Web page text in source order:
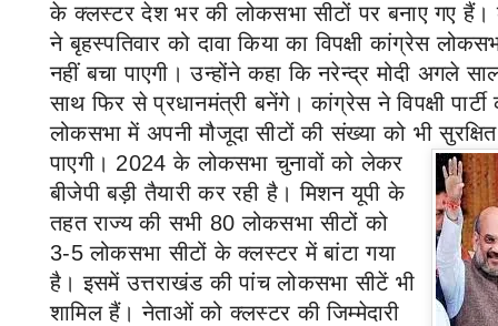
के क्लस्टर देश भर की लोकसभा सीटों पर बनाए गए हैं।
ने बृहस्पतिवार को दावा किया का विपक्षी कांग्रेस
नहीं बचा पाएगी। उन्होंने कहा कि नरेन्द्र मोदी अगले
साथ फिर से प्रधानमंत्री बनेंगे। कांग्रेस ने विपक्षी
लोकसभा में अपनी मौजूदा सीटों की संख्या को भी
पाएगी। 2024के लोकसभा चुनावों को लेकर
बीजेपी बड़ी तैयारी कर रही है। मिशन यूपी के
तहत राज्य की सभी 80लोकसभा सीटों को
3-5लोकसभा सीटों के क्लस्टर में बांटा गया
है। इसमें उत्तराखंड की पांच लोकसभा सीटें भी
शामिल हैं। नेताओं को क्लस्टर की जिम्मेदारी